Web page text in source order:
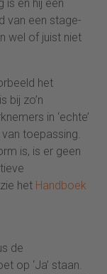
is en hij een
van een stage-
wel of juist niet
het
bij zo’n
in ‘echte’
toepassing.
is, is er geen
het Handboek
de
op ‘Ja’ staan.